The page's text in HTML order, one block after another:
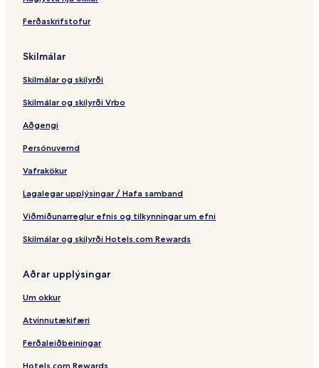
Ferðaskrifstofur
Skilmálar
Skilmálar og skilyrði
Skilmálar og skilyrði Vrbo
Aðgengi
Persónuvernd
Vafrakökur
Lagalegar upplýsingar / Hafa samband
Viðmiðunarreglur efnis og tilkynningar um efni
Skilmálar og skilyrði Hotels.com Rewards
Aðrar upplýsingar
Um okkur
Atvinnutækifæri
Ferðaleiðbeiningar
Hotels.com Rewards